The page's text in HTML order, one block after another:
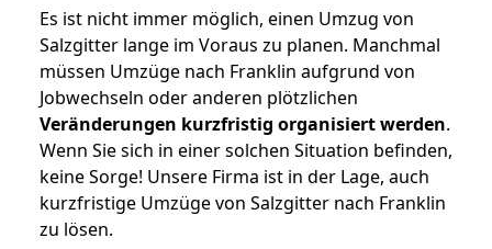
Es ist nicht immer möglich, einen Umzug von
Salzgitter lange im Voraus zu planen. Manchmal
müssen Umzüge nach Franklin aufgrund von
Jobwechseln oder anderen plötzlichen
Veränderungen kurzfristig organisiert werden.
Wenn Sie sich in einer solchen Situation befinden,
keine Sorge! Unsere Firma ist in der Lage, auch
kurzfristige Umzüge von Salzgitter nach Franklin
zu lösen.